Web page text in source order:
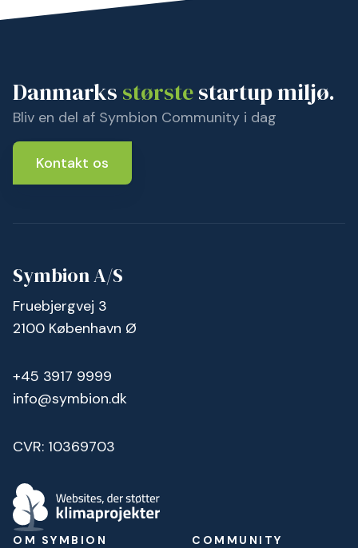
Danmarks størstestartup miljø.
Bliv en del af Symbion Community i dag
Kontakt os
Symbion A/S
Fruebjergvej 3
2100 København Ø
+45 3917 9999
info@symbion.dk
CVR: 10369703
OM SYMBION COMMUNITY